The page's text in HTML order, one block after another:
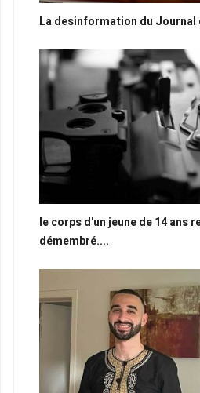
La desinformation du Journal
le corps d'un jeune de 14 ans
démembré....